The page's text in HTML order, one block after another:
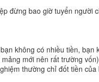
đừng bao giờ tuyển người
không có nhiều tiền,
mới nên rất trường
thường chỉ đốt tiền